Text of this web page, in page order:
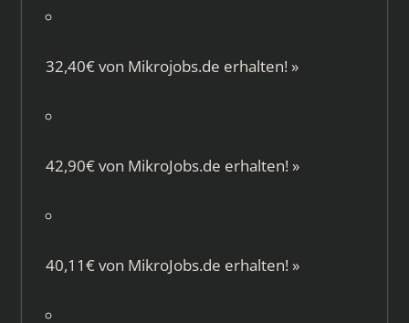
32,40€ von Mikrojobs.de erhalten! »
42,90€ von MikroJobs.de erhalten! »
40,11€ von MikroJobs.de erhalten! »